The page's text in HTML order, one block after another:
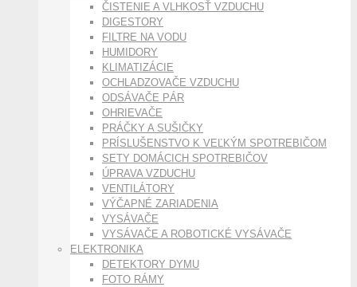
ČISTENIE A VLHKOSŤ VZDUCHU
DIGESTORY
FILTRE NA VODU
HUMIDORY
KLIMATIZÁCIE
OCHLADZOVAČE VZDUCHU
ODSÁVAČE PÁR
OHRIEVAČE
PRÁČKY A SUŠIČKY
PRÍSLUŠENSTVO K VEĽKÝM SPOTREBIČOM
SETY DOMÁCICH SPOTREBIČOV
ÚPRAVA VZDUCHU
VENTILÁTORY
VÝČAPNÉ ZARIADENIA
VYSÁVAČE
VYSÁVAČE A ROBOTICKÉ VYSÁVAČE
ELEKTRONIKA
DETEKTORY DYMU
FOTO RÁMY